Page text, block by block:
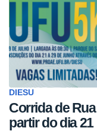
DIESU
Corrida de
partir do dia 21